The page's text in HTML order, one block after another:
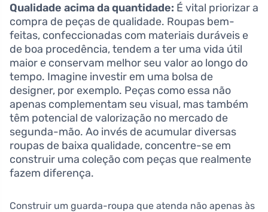
Qualidade acima da quantidade: É vital priorizar a
compra de peças de qualidade. Roupas bem-
feitas, confeccionadas com materiais duráveis e
de boa procedência, tendem a ter uma vida útil
maior e conservam melhor seu valor ao longo do
tempo. Imagine investir em uma bolsa de
designer, por exemplo. Peças como essa não
apenas complementam seu visual, mas também
têm potencial de valorização no mercado de
segunda-mão. Ao invés de acumular diversas
roupas de baixa qualidade, concentre-se em
construir uma coleção com peças que realmente
fazem diferença.
Construir um guarda-roupa que atenda não apenas às